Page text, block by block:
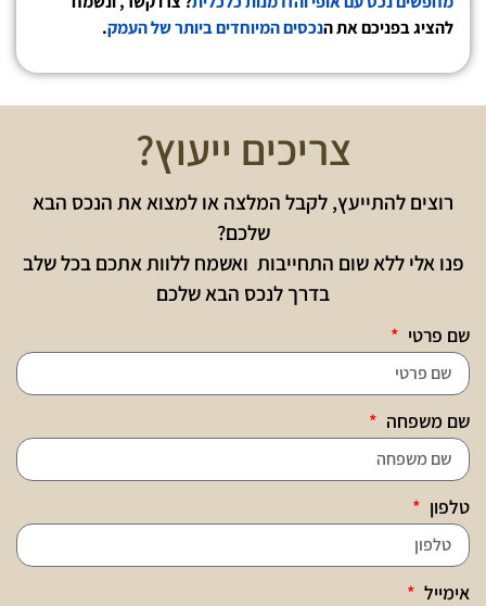
להציג בפניכם את הנכסים המיוחדים ביותר של העמק.
צריכים ייעוץ?
רוצים להתייעץ, לקבל המלצה או למצוא את הנכס הבא
שלכם?
פנו אלי ללא שום התחייבות ואשמח ללוות אתכם בכל שלב
בדרך לנכס הבא שלכם
שם פרטי
שם משפחה
טלפון
אימייל